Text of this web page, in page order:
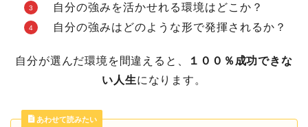
自分の強みを活かせれる環境はどこか？
自分の強みはどのような形で発揮されるか？
自分が選んだ環境を間違えると、
１００％成功できな
い人生になります。
あわせて読みたい